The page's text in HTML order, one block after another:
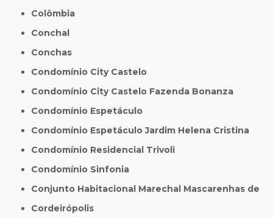
Colômbia
Conchal
Conchas
Condomínio City Castelo
Condomínio City Castelo Fazenda Bonanza
Condomínio Espetáculo
Condomínio Espetáculo Jardim Helena Cristina
Condomínio Residencial Trivoli
Condomínio Sinfonia
Conjunto Habitacional Marechal Mascarenhas de
Cordeirópolis